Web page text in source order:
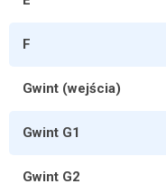
F
Gwint (wejścia)
Gwint G1
Gwint G2